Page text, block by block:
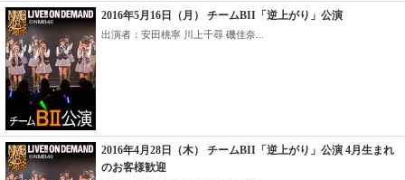
2016年5月16日（月） チームBII「逆上がり」公演
出演者：安田桃寧 川上千尋 磯佳奈...
2016年4月28日（木） チームBII「逆上がり」公演 4月生まれ
のお客様歓迎